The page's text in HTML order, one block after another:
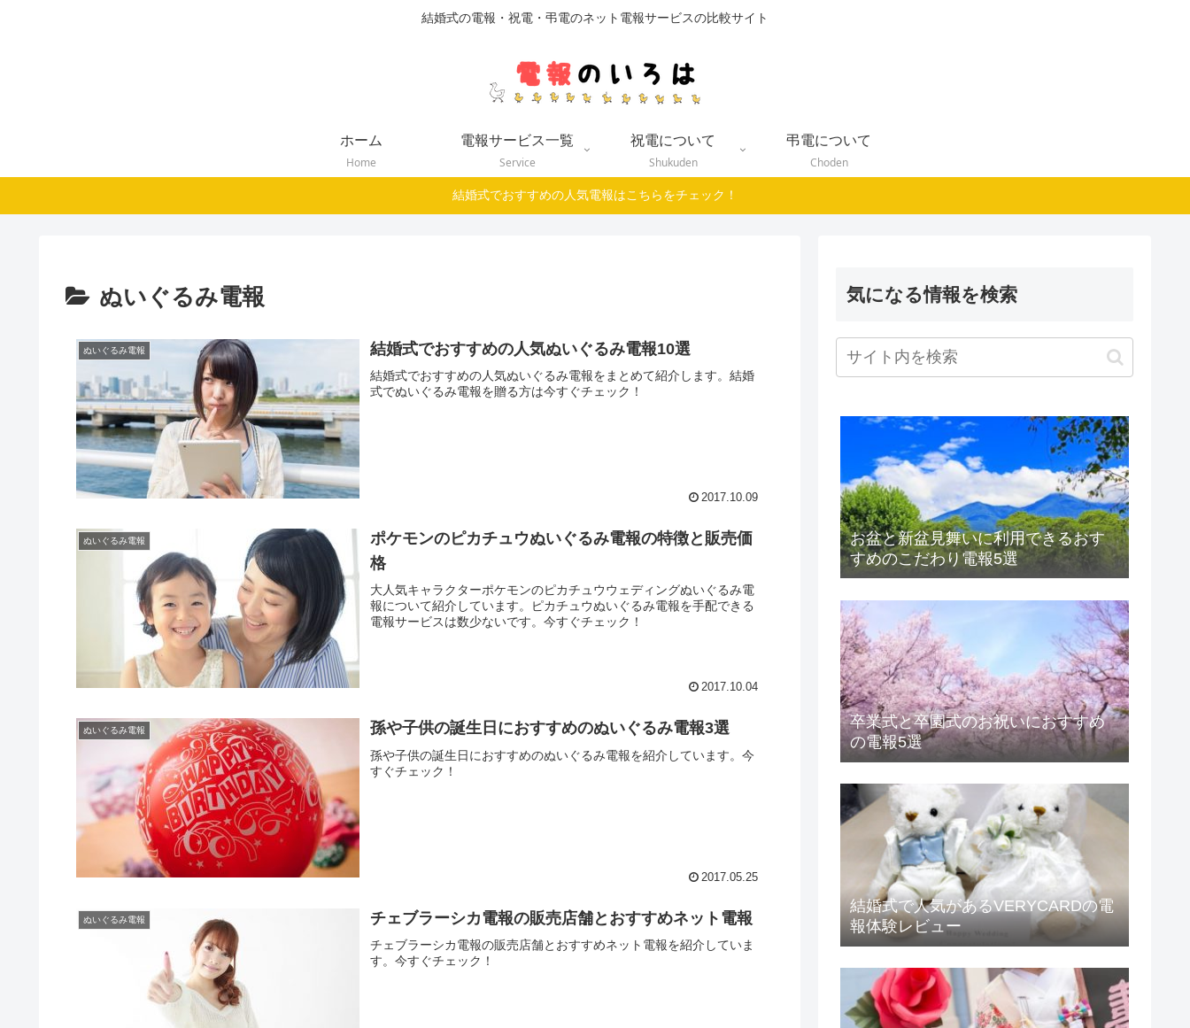
結婚式の電報・祝電・弔電のネット電報サービスの比較サイト
ホーム
Home
電報サービス一覧
Service
祝電について
Shukuden
弔電について
Choden
結婚式でおすすめの人気電報はこちらをチェック！
ぬいぐるみ電報
ぬいぐるみ電報 結婚式でおすすめの人気ぬいぐるみ電報10選
結婚式でおすすめの人気ぬいぐるみ電報をまとめて紹介します。結婚
式でぬいぐるみ電報を贈る方は今すぐチェック！
2017.10.09
ぬいぐるみ電報
ポケモンのピカチュウぬいぐるみ電報の特徴と販売価
格
大人気キャラクターポケモンのピカチュウウェディングぬいぐるみ電
報について紹介しています。ピカチュウぬいぐるみ電報を手配できる
電報サービスは数少ないです。今すぐチェック！
2017.10.04
ぬいぐるみ電報 孫や子供の誕生日におすすめのぬいぐるみ電報3選
孫や子供の誕生日におすすめのぬいぐるみ電報を紹介しています。今
すぐチェック！
2017.05.25
ぬいぐるみ電報 チェブラーシカ電報の販売店舗とおすすめネット電報
チェブラーシカ電報の販売店舗とおすすめネット電報を紹介していま
す。今すぐチェック！
気になる情報を検索
お盆と新盆見舞いに利用できるおす
すめのこだわり電報5選
卒業式と卒園式のお祝いにおすすめ
の電報5選
結婚式で人気があるVERYCARDの電
報体験レビュー